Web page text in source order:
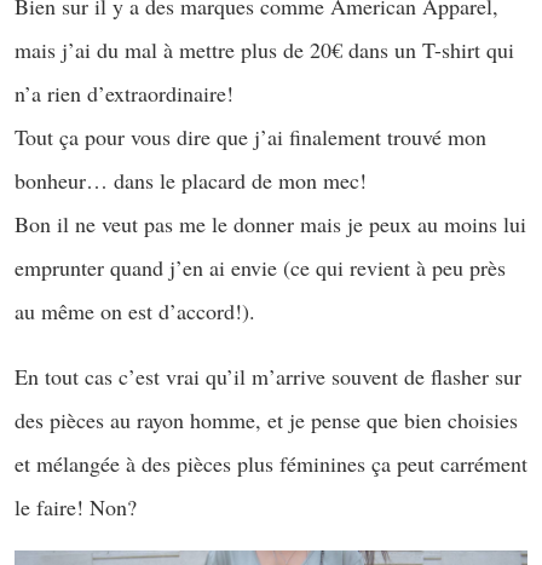
mais j’ai du mal à mettre plus de 20€ dans un T-shirt qui
n’a rien d’extraordinaire!
Tout ça pour vous dire que j’ai finalement trouvé mon
bonheur… dans le placard de mon mec!
Bon il ne veut pas me le donner mais je peux au moins lui
emprunter quand j’en ai envie (ce qui revient à peu près
au même on est d’accord!).
En tout cas c’est vrai qu’il m’arrive souvent de flasher sur
des pièces au rayon homme, et je pense que bien choisies
et mélangée à des pièces plus féminines ça peut carrément
le faire! Non?